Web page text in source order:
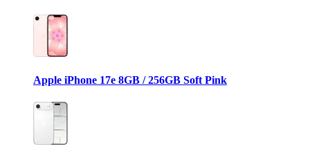
Apple iPhone 17e 8GB / 256GB Soft Pink